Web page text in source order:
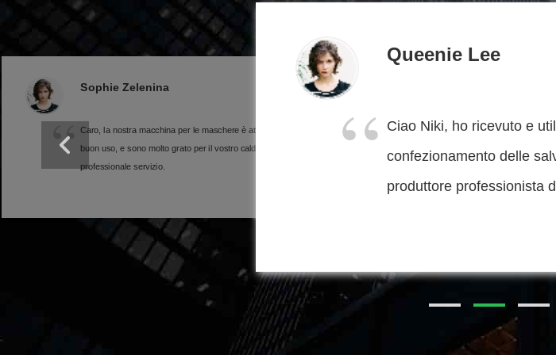
Queenie Lee
Ciao Niki, ho ricevuto e utilizzato la macchina per il
confezionamento delle salviette da un mese.Lei è un
produttore professionista di tovaglioli.Questa cooperazione è
Syed Tanve
Cara Holly, la tua
funzionando così bene
funziona bene alla prima